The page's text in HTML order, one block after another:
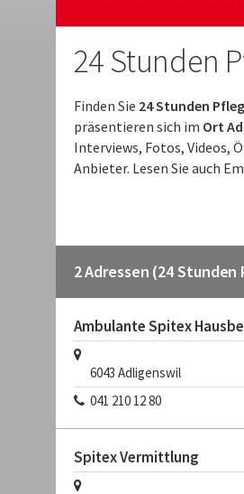
24 Stunden
Finden Sie 24 Stunden
präsentieren sich im Ort
Interviews, Fotos, Videos,
Anbieter. Lesen Sie auch
2 Adressen (24
Ambulante Spitex
6043 Adligenswil
041 210 12 80
Spitex Vermittlung